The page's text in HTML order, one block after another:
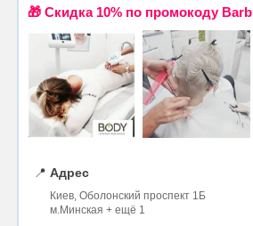
🎁 Cкидка 10% по промокоду Barb
📍 Адрес
Киев, Оболонский проспект 1Б
м.Минская + ещё 1